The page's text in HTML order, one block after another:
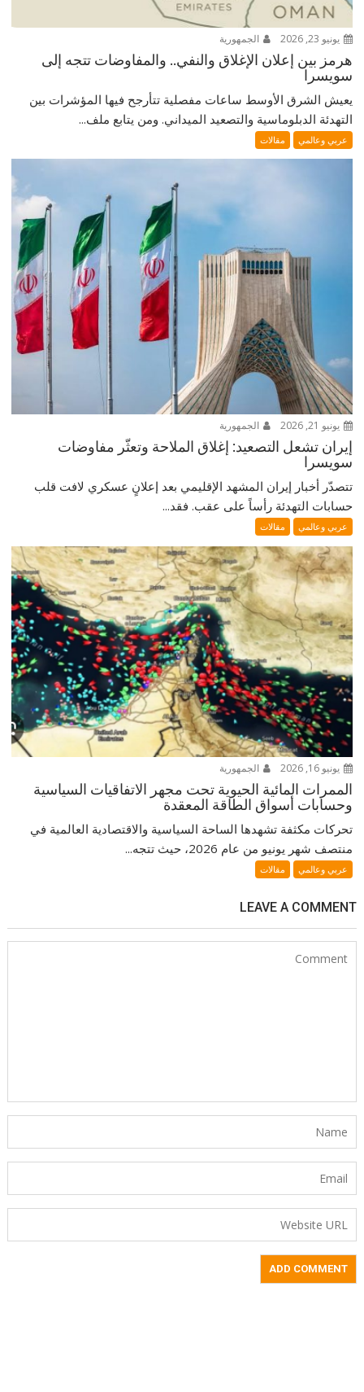
يونيو 23, 2026 الجمهورية
هرمز بين إعلان الإغلاق والنفي.. والمفاوضات تتجه إلى
سويسرا
يعيش الشرق الأوسط ساعات مفصلية تتأرجح فيها المؤشرات بين
التهدئة الدبلوماسية والتصعيد الميداني. ومن يتابع ملف...
عربي وعالمي مقالات
يونيو 21, 2026 الجمهورية
إيران تشعل التصعيد: إغلاق الملاحة وتعثّر مفاوضات
سويسرا
تتصدّر أخبار إيران المشهد الإقليمي بعد إعلانٍ عسكري لافت قلب
حسابات التهدئة رأساً على عقب. فقد...
عربي وعالمي مقالات
يونيو 16, 2026 الجمهورية
الممرات المائية الحيوية تحت مجهر الاتفاقيات السياسية
وحسابات أسواق الطاقة المعقدة
تحركات مكثفة تشهدها الساحة السياسية والاقتصادية العالمية في
منتصف شهر يونيو من عام 2026، حيث تتجه...
عربي وعالمي مقالات
LEAVE A COMMENT